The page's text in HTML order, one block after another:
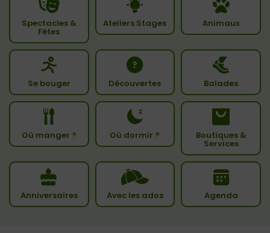
Spectacles &
Fêtes
Ateliers Stages Animaux
Se bouger Découvertes Balades
Où manger ? Où dormir ? Boutiques &
Services
Anniversaires Avec les ados Agenda